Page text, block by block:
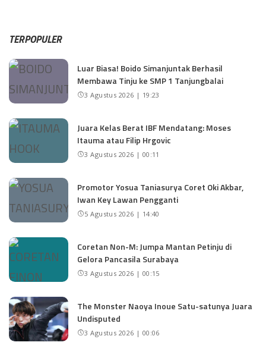
TERPOPULER
Luar Biasa! Boido Simanjuntak Berhasil
Membawa Tinju ke SMP 1 Tanjungbalai
3 Agustus 2026 | 19:23
Juara Kelas Berat IBF Mendatang: Moses
Itauma atau Filip Hrgovic
3 Agustus 2026 | 00:11
Promotor Yosua Taniasurya Coret Oki Akbar,
Iwan Key Lawan Pengganti
5 Agustus 2026 | 14:40
Coretan Non-M: Jumpa Mantan Petinju di
Gelora Pancasila Surabaya
3 Agustus 2026 | 00:15
The Monster Naoya Inoue Satu-satunya Juara
Undisputed
3 Agustus 2026 | 00:06